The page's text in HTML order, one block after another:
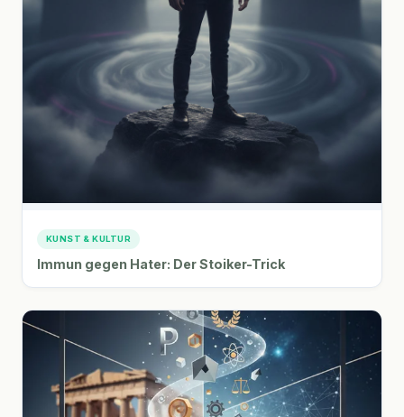
KUNST & KULTUR
Immun gegen Hater: Der Stoiker-Trick